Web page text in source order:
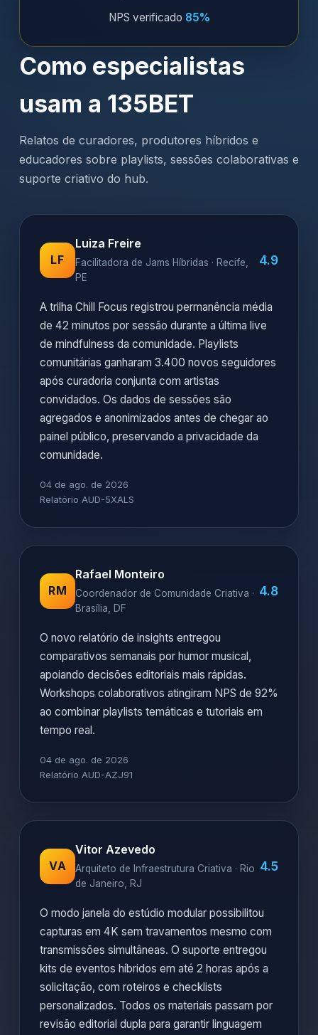
NPS verificado 85%
Como especialistas
usam a 135BET
Relatos de curadores, produtores híbridos e
educadores sobre playlists, sessões colaborativas e
suporte criativo do hub.
LF
Luiza Freire
Facilitadora de Jams Híbridas · Recife,
PE
4.9
A trilha Chill Focus registrou permanência média
de 42 minutos por sessão durante a última live
de mindfulness da comunidade. Playlists
comunitárias ganharam 3.400 novos seguidores
após curadoria conjunta com artistas
convidados. Os dados de sessões são
agregados e anonimizados antes de chegar ao
painel público, preservando a privacidade da
comunidade.
04 de ago. de 2026
Relatório AUD-5XALS
RM
Rafael Monteiro
Coordenador de Comunidade Criativa ·
Brasília, DF
4.8
O novo relatório de insights entregou
comparativos semanais por humor musical,
apoiando decisões editoriais mais rápidas.
Workshops colaborativos atingiram NPS de 92%
ao combinar playlists temáticas e tutoriais em
tempo real.
04 de ago. de 2026
Relatório AUD-AZJ91
VA
Vitor Azevedo
Arquiteto de Infraestrutura Criativa · Rio
de Janeiro, RJ
4.5
O modo janela do estúdio modular possibilitou
capturas em 4K sem travamentos mesmo com
transmissões simultâneas. O suporte entregou
kits de eventos híbridos em até 2 horas após a
solicitação, com roteiros e checklists
personalizados. Todos os materiais passam por
revisão editorial dupla para garantir linguagem